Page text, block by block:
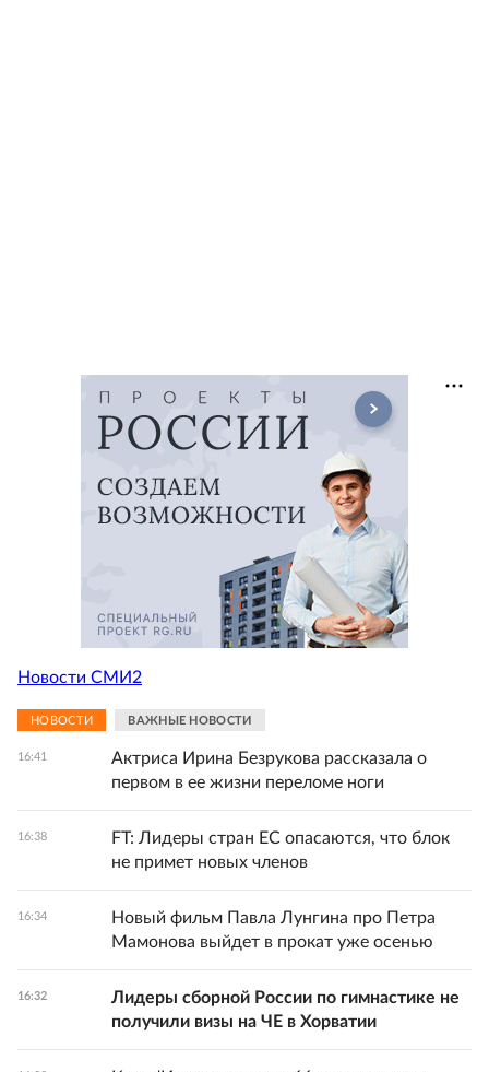
Новости СМИ2
НОВОСТИ ВАЖНЫЕ НОВОСТИ
16:41
Актриса Ирина Безрукова рассказала о
первом в ее жизни переломе ноги
16:38
FT: Лидеры стран ЕС опасаются, что блок
не примет новых членов
16:34
Новый фильм Павла Лунгина про Петра
Мамонова выйдет в прокат уже осенью
16:32
Лидеры сборной России по гимнастике не
получили визы на ЧЕ в Хорватии